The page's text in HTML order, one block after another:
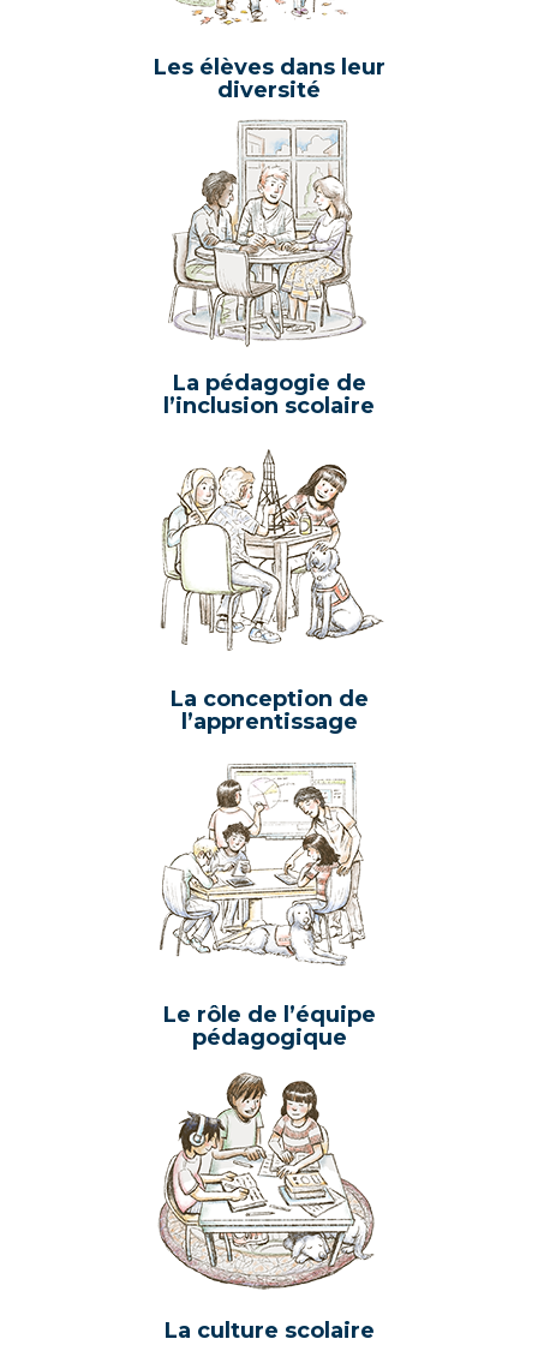
Les élèves dans leur
diversité
La pédagogie de
l’inclusion scolaire
La conception de
l’apprentissage
Le rôle de l’équipe
pédagogique
La culture scolaire